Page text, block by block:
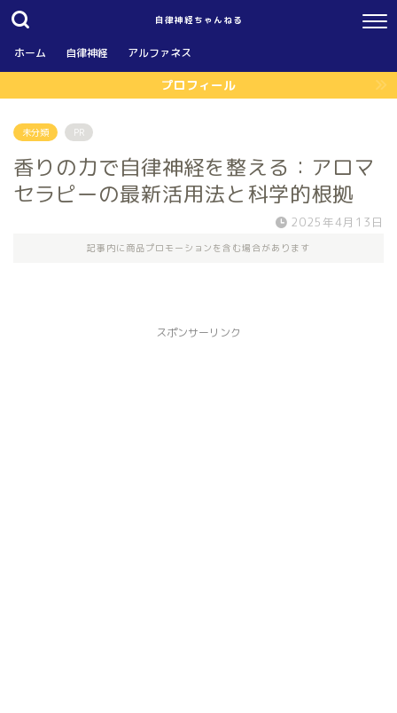
自律神経ちゃんねる
ホーム 自律神経 アルファネス
プロフィール
未分類 PR
香りの力で自律神経を整える：アロマ
セラピーの最新活用法と科学的根拠
2025年4月13日
記事内に商品プロモーションを含む場合があります
スポンサーリンク